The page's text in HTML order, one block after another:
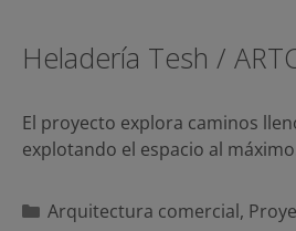
Heladería Tesh /
El proyecto explora caminos
explotando el espacio al
Categorías
Arquitectura comercial,